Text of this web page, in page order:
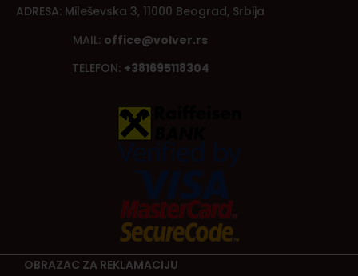
ADRESA: Mileševska 3, 11000 Beograd, Srbija
MAIL: office@volver.rs
TELEFON: +381695118304
OBRAZAC ZA REKLAMACIJU